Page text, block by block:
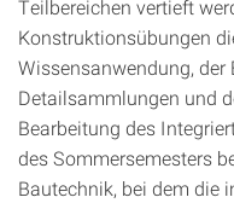
Teilbereichen vertieft
Konstruktionsübungen
Wissensanwendung, der
Detailsammlungen und
Bearbeitung des
des Sommersemesters
Bautechnik, bei dem die